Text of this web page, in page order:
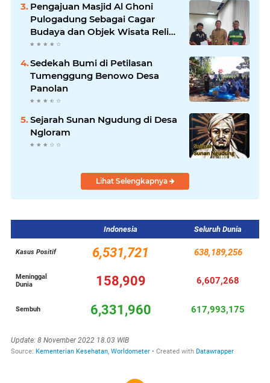
Pengajuan Masjid Al Ghoni
Pulogadung Sebagai Cagar
Budaya dan Objek Wisata Religi
ke Parekraf Jakarta Timur
Sedekah Bumi di Petilasan
Tumenggung Benowo Desa
Panolan
Sejarah Sunan Ngudung di Desa
Ngloram
Lihat Selengkapnya